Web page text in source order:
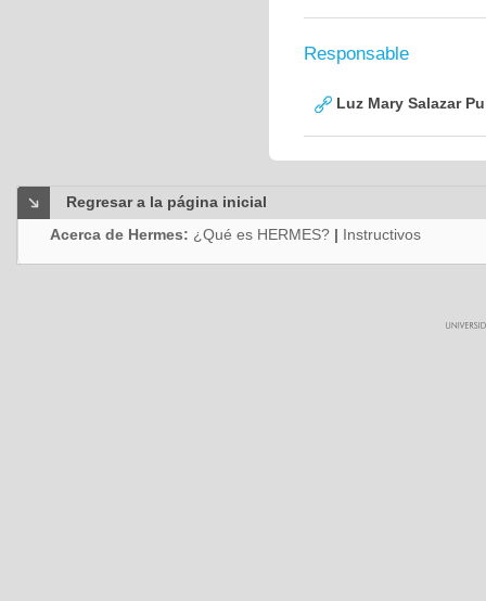
Responsable
Luz Mary Salazar
Regresar a la página inicial
Acerca de Hermes: ¿Qué es HERMES? | Instructivos